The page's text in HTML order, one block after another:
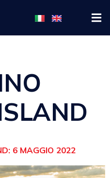
6 MAGGIO 2022